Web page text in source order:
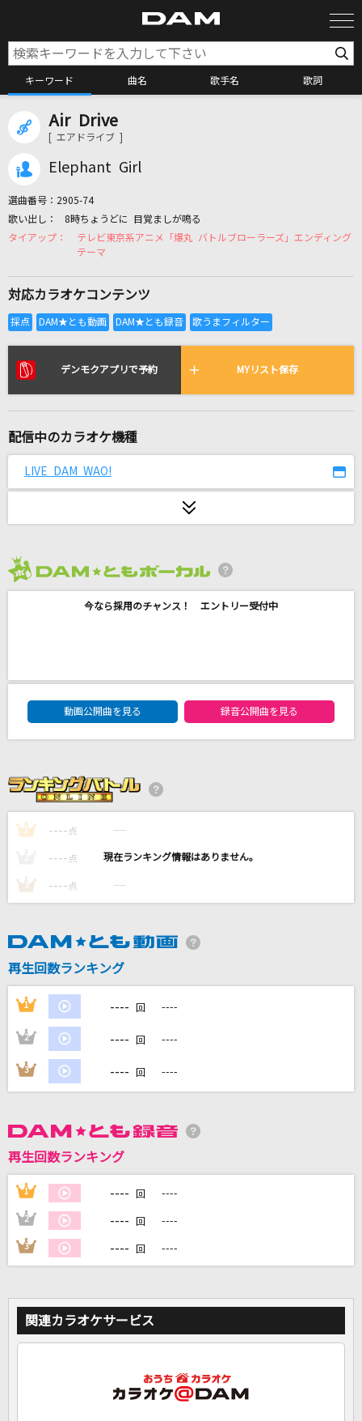
キーワード 曲名 歌手名 歌詞
カラオケリクエスト
全国りれき
リアルタイムで歌われている曲の一覧
ヒビカセ
時代
スタートライン
ニルヴァーナ
ムック
[生音]抱いて…
This game
東京協奏曲
愛をとりもどせ!!
クリスタルキング
降りそうな幾億の星の夜
RAG FAIR
ササノマリイ
カラオケ最新情報をチェック！
DAMに会員登録・ログインして
カラオケをもっと楽しもう！
家族や友達と一緒に！練習にも！
Air Drive
[ エアドライブ ]
Elephant Girl
選曲番号： 2905-74
8時ちょうどに 目覚ましが鳴る
テレビ東京系アニメ「爆丸 バトルブローラーズ」エンディング
テーマ
対応カラオケコンテンツ
デンモクアプリで予約 MYリスト保存
配信中のカラオケ機種
LIVE DAM WAO!
今なら採用のチャンス！ エントリー受付中
DAM★ともボーカルエントリーランキング
動画公開曲を見る
録音公開曲を見る
1 ---- 点 ----
---- 点 ----
3 ---- 点 ----
再生回数ランキング
1 ---- 回 ----
2 ---- 回 ----
3 ---- 回 ----
再生回数ランキング
1 ---- 回 ----
2 ---- 回 ----
3 ---- 回 ----
関連カラオケサービス